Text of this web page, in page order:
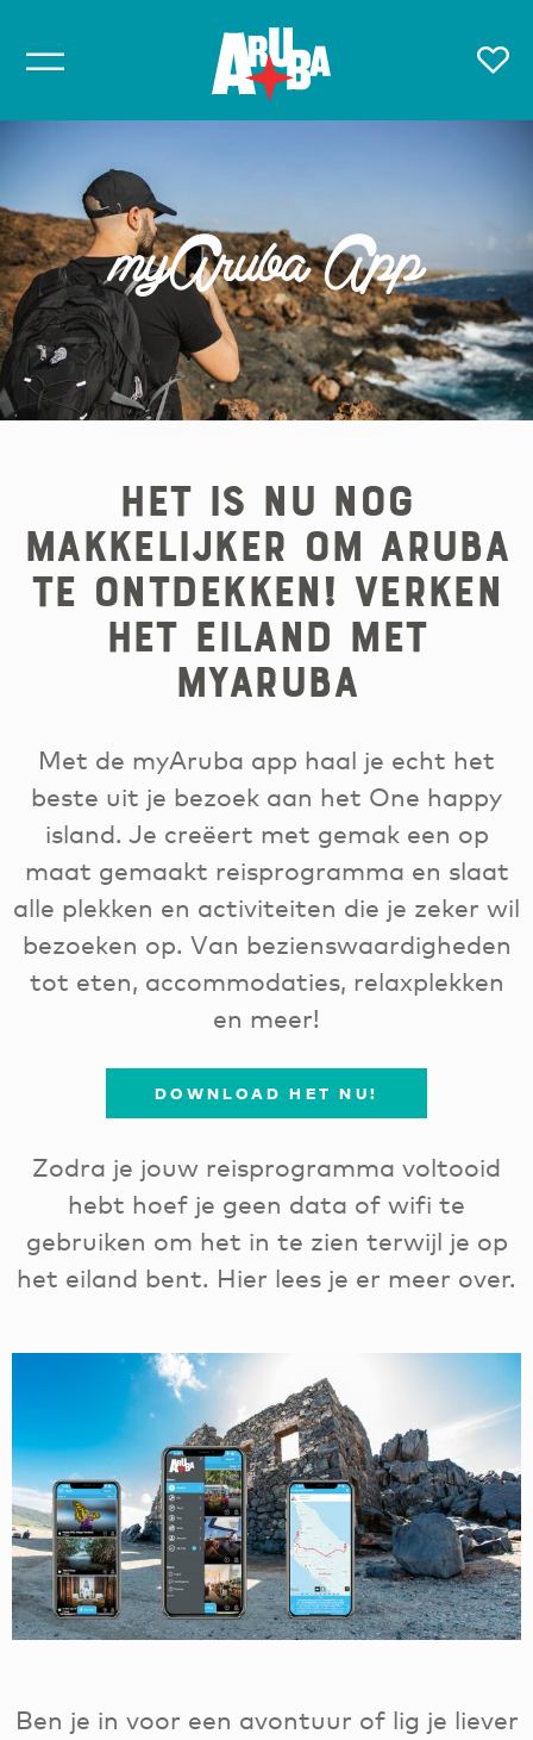
myAruba App
Het is nu nog
makkelijker om Aruba
te ontdekken! Verken
het eiland met
myAruba
Met de myAruba app haal je echt het
beste uit je bezoek aan het One happy
island. Je creëert met gemak een op
maat gemaakt reisprogramma en slaat
alle plekken en activiteiten die je zeker wil
bezoeken op. Van bezienswaardigheden
tot eten, accommodaties, relaxplekken
en meer!
DOWNLOAD HET NU!
Zodra je jouw reisprogramma voltooid
hebt hoef je geen data of wifi te
gebruiken om het in te zien terwijl je op
het eiland bent. Hier lees je er meer over.
Ben je in voor een avontuur of lig je liever